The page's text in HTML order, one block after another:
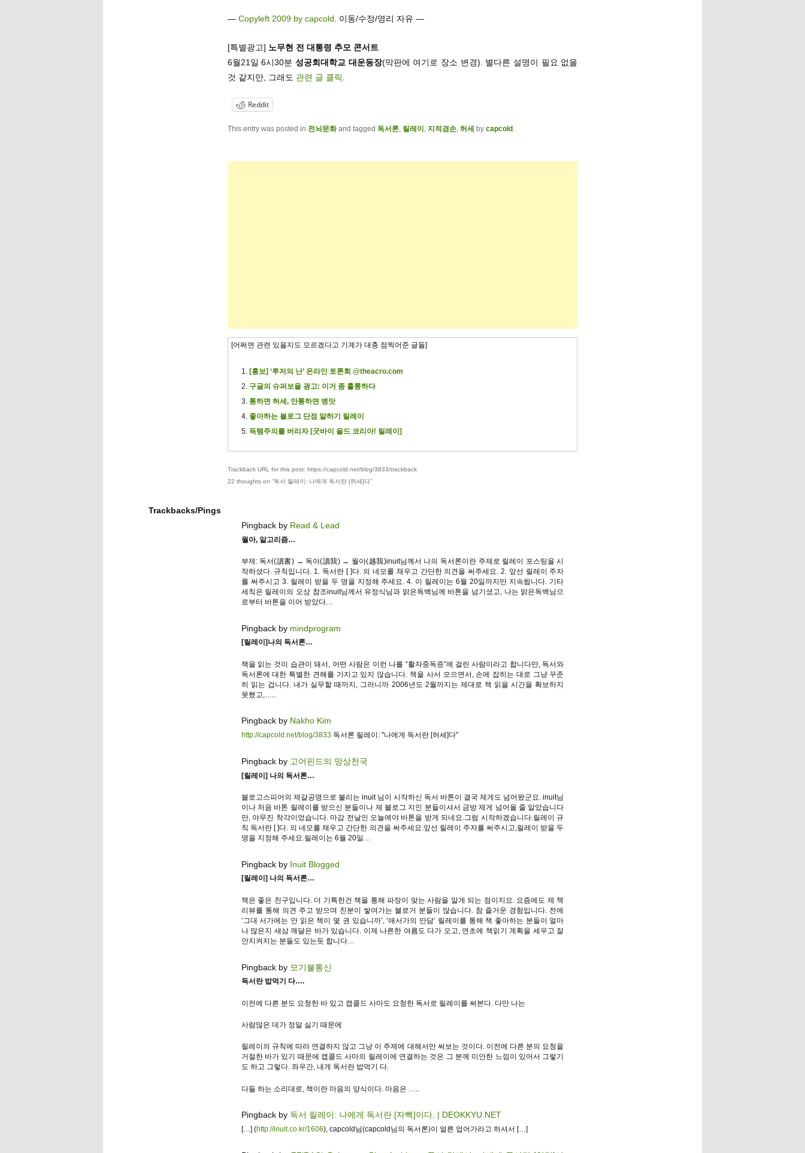
— Copyleft 2009 by capcold . 이동/수정/영리 자유 —
[특별광고] 노무현 전 대통령 추모 콘서트
6월21일 6시30분성공회대학교 대운동장(막판에 여기로 장소 변경). 별다른 설명이 필요 없을
것 같지만, 그래도 관련 글 클릭
Reddit
This entry was posted in 전뇌문화and tagged 독서론, 릴레이 , 지적겸손, 허세 by capcold .
[어쩌면 관련 있을지도 모르겠다고 기계가 대충 점찍어준 글들]
[홍보] ‘루저의 난’ 온라인 토론회 @theacro.com
구글의 슈퍼보울 광고: 이거 좀 훌륭하다
통하면 허세, 안통하면 병맛
좋아하는 블로그 단점 말하기 릴레이
득템주의를 버리자 [굿바이 올드 코리아! 릴레이]
Trackback URL for this post: https://capcold.net/blog/3833/trackback
22 thoughts on “독서 릴레이: 나에게 독서란 [허세]다”
Trackbacks/Pings
Pingback by Read & Lead
월아, 알고리즘…
부제: 독서(讀書) → 독아(讀我) → 월아(越我)inuit님께서 나의 독서론이란 주제로 릴레이 포스팅을 시
작하셨다. 규칙입니다. 1. 독서란 [ ]다. 의 네모를 채우고 간단한 의견을 써주세요. 2. 앞선 릴레이 주자
를 써주시고 3. 릴레이 받을 두 명을 지정해 주세요. 4. 이 릴레이는 6월 20일까지만 지속됩니다. 기타
세칙은 릴레이의 오상 참조inuit님께서 유정식님과 맑은독백님께 바톤을 넘기셨고, 나는 맑은독백님으
로부터 바톤을 이어 받았다…
Pingback by mindprogram
[릴레이]나의 독서론…
책을 읽는 것이 습관이 돼서, 어떤 사람은 이런 나를 “활자중독증”에 걸린 사람이라고 합니다만, 독서와
독서론에 대한 특별한 견해를 가지고 있지 않습니다. 책을 사서 모으면서, 손에 잡히는 대로 그냥 꾸준
히 읽는 겁니다. 내가 실무할 때까지, 그러니까 2006년도 2월까지는 제대로 책 읽을 시간을 확보하지
못했고,…..
Pingback by Nakho Kim
http://capcold.net/blog/3833독서론 릴레이: "나에게 독서란 [허세]다"
Pingback by 고어핀드의 망상천국
[릴레이] 나의 독서론…
블로고스피어의 제갈공명으로 불리는 inuit 님이 시작하신 독서 바톤이 결국 제게도 넘어왔군요. inuit님
이나 처음 바톤 릴레이를 받으신 분들이나 제 블로그 지인 분들이셔서 금방 제게 넘어올 줄 알았습니다
만, 야무진 착각이었습니다. 마감 전날인 오늘에야 바톤을 받게 되네요.그럼 시작하겠습니다.릴레이 규
칙 독서란 [ ]다. 의 네모를 채우고 간단한 의견을 써주세요.앞선 릴레이 주자를 써주시고,릴레이 받을 두
명을 지정해 주세요.릴레이는 6월 20일…
Pingback by Inuit Blogged
[릴레이] 나의 독서론…
책은 좋은 친구입니다. 더 기특한건 책을 통해 파장이 맞는 사람을 알게 되는 점이지요. 요즘에도 제 책
리뷰를 통해 의견 주고 받으며 친분이 쌓여가는 블로거 분들이 많습니다. 참 즐거운 경험입니다. 전에
‘그대 서가에는 안 읽은 책이 몇 권 있습니까’, ‘애서가의 만담’ 릴레이를 통해 책 좋아하는 분들이 얼마
나 많은지 새삼 깨달은 바가 있습니다. 이제 나른한 여름도 다가 오고, 연초에 책읽기 계획을 세우고 잘
안지켜지는 분들도 있는듯 합니다…
Pingback by 모기불통신
독서란 밥먹기 다….
이전에 다른 분도 요청한 바 있고 캡콜드 사마도 요청한 독서로 릴레이를 써본다. 다만 나는
사람많은 데가 정말 싫기 때문에
릴레이의 규칙에 따라 연결하지 않고 그냥 이 주제에 대해서만 써보는 것이다. 이전에 다른 분의 요청을
거절한 바가 있기 때문에 캡콜드 사마의 릴레이에 연결하는 것은 그 분께 미안한 느낌이 있어서 그렇기
도 하고 그렇다. 좌우간, 내게 독서란 밥먹기 다.
다들 하는 소리대로, 책이란 마음의 양식이다. 마음은 …..
Pingback by 독서 릴레이: 나에게 독서란 [자뻑]이다. | DEOKKYU.NET
[…] (http://inuit.co.kr/1606), capcold님(capcold님의 독서론)이 얼른 업어가라고 하셔서 […]